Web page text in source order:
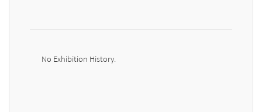
No Exhibition History.